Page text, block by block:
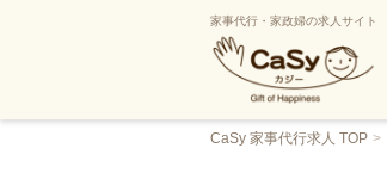
家事代行・家政婦の求人サイト
CaSy 家事代行求人 TOP